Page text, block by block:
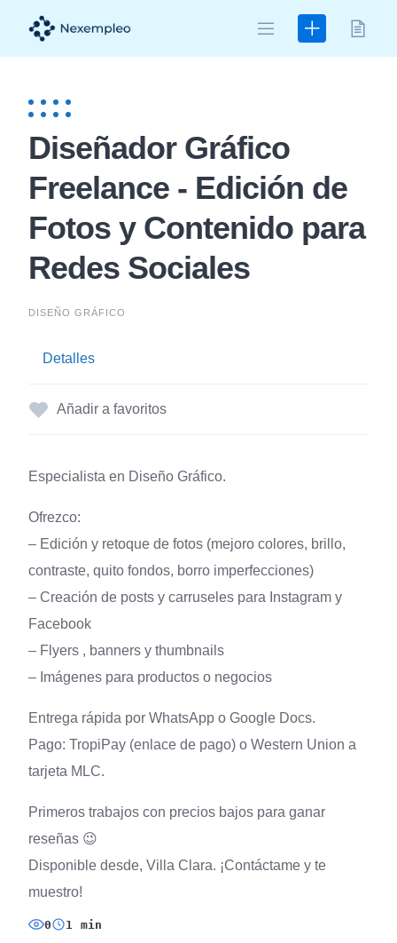
Diseñador Gráfico
Freelance - Edición de
Fotos y Contenido para
Redes Sociales
DISEÑO GRÁFICO
Detalles
Añadir a favoritos
Especialista en Diseño Gráfico.
Ofrezco:
– Edición y retoque de fotos (mejoro colores, brillo,
contraste, quito fondos, borro imperfecciones)
– Creación de posts y carruseles para Instagram y
Facebook
– Flyers , banners y thumbnails
– Imágenes para productos o negocios
Entrega rápida por WhatsApp o Google Docs.
Pago: TropiPay (enlace de pago) o Western Union a
tarjeta MLC.
Primeros trabajos con precios bajos para ganar
reseñas 😉
Disponible desde, Villa Clara. ¡Contáctame y te
muestro!
0 1 min